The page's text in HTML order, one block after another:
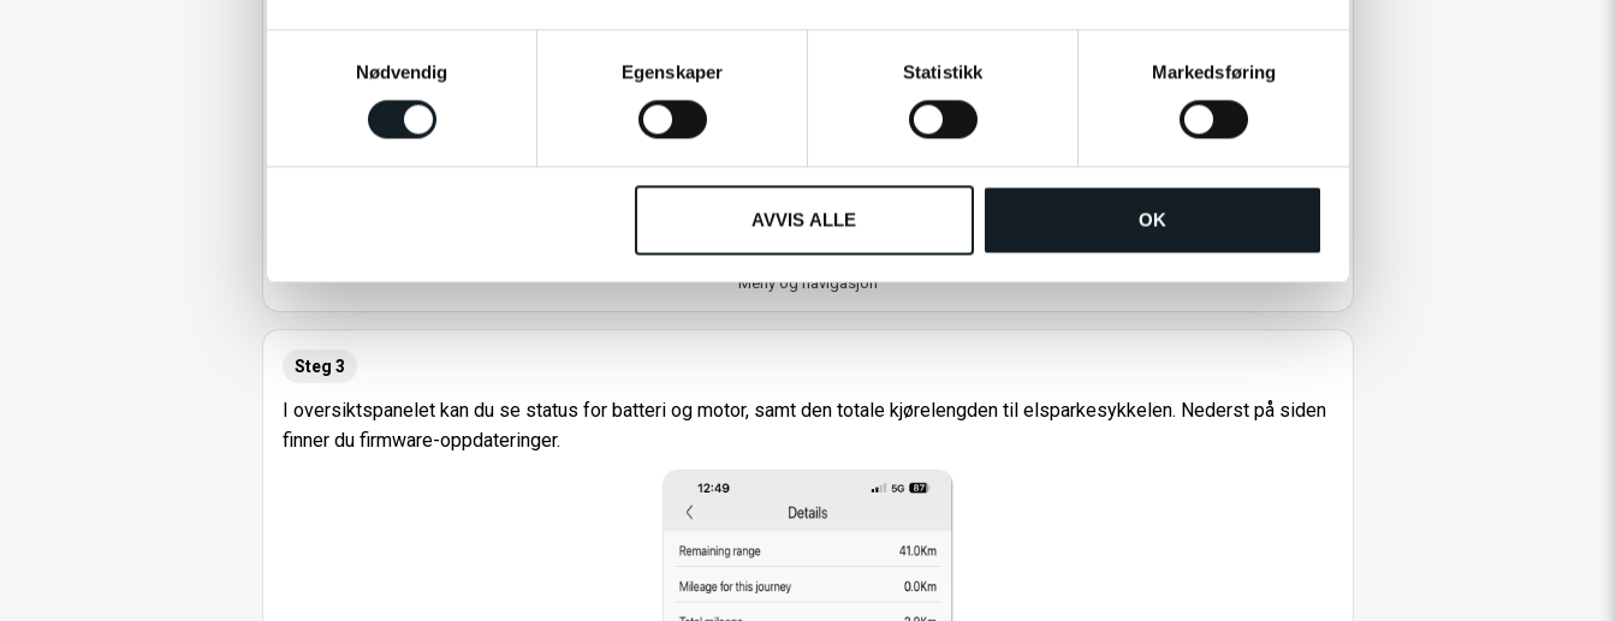
v
a
l
Nødvendig Egenskaper Statistikk Markedsføring
AVVIS ALLE OK
Meny og navigasjon
Steg 3
I oversiktspanelet kan du se status for batteri og motor, samt den totale kjørelengden til elsparkesykkelen. Nederst på siden
finner du firmware-oppdateringer.